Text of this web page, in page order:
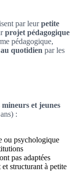
par leurpetite
projet pédagogique
pédagogique,
quotidien par les
mineurs et jeunes
:
ou psychologique
pas adaptées
structurant à petite